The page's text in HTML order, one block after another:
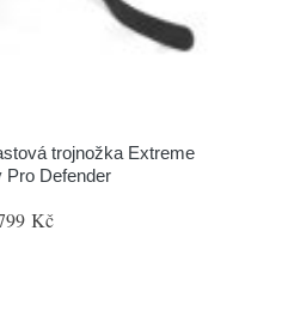
trojnožka Extreme
Pro Defender
Kč